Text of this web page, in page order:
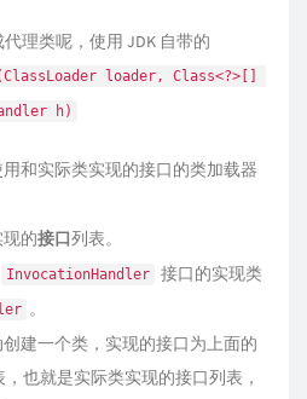
理类呢，使用 JDK 自带的
loader, Class<?>[]
h)
用和实际类实现的接口的类加载器
现的接口列表。
InvocationHandler 接口的实现类
。
建一个类，实现的接口为上面的
也就是实际类实现的接口列表，